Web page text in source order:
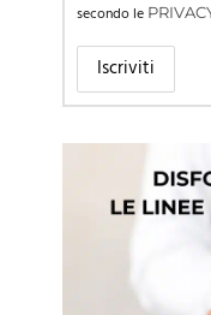
secondo le